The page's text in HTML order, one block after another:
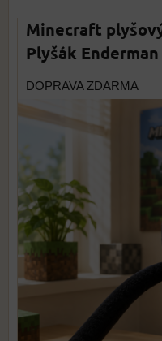
Minecraft
Plyšák
DOPRAVA ZDARMA